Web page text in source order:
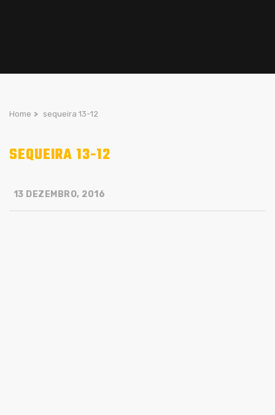
Home > sequeira 13-12
SEQUEIRA 13-12
13 DEZEMBRO, 2016